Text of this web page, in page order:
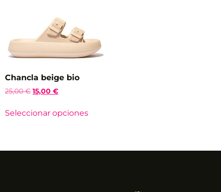
Chancla beige bio
25,00€ 15,00 €
Seleccionar opciones